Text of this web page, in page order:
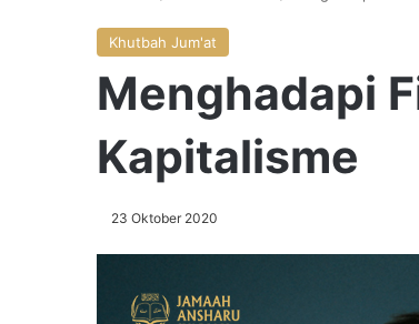
Khutbah Jum'at
Menghadapi
Kapitalisme
23 Oktober 2020